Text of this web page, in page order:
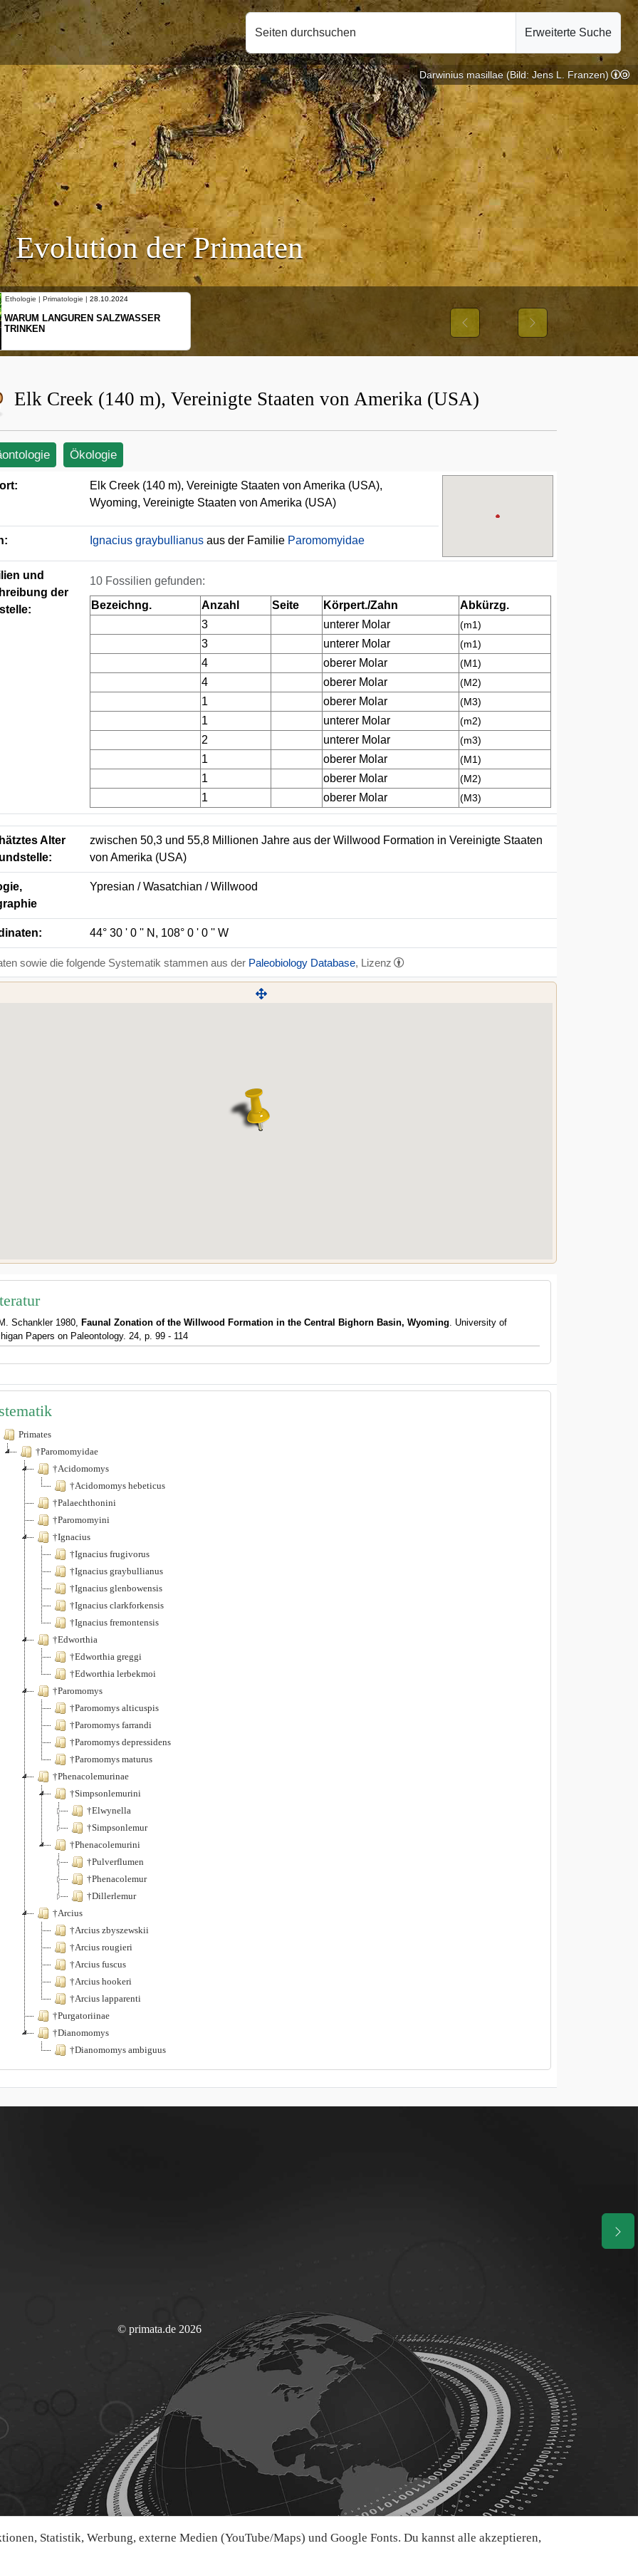
Seiten durchsuchen Erweiterte Suche
Evolution der Primaten
Ethologie | Primatologie | 10.10.2024
NEUES VON WEIBLICHEN
SCHOPFGIBBONS UND IHRER
Previous Next
Statistik, Werbung, externe Medien (YouTube/Maps) und Google Fonts. Du kannst alle akzeptieren,
Darwinius masillae (Bild: Jens L. Franzen)
Elk Creek (140 m), Vereinigte Staaten von Amerika (USA)
Ökologie
Elk Creek (140 m), Vereinigte Staaten von Amerika (USA),
Wyoming, Vereinigte Staaten von Amerika (USA)
Ignacius graybullianus aus der Familie Paromomyidae
und
der
10 Fossilien gefunden:
Bezeichng.
Anzahl Seite Körpert./Zahn
Abkürzg.
3
unterer Molar (m1)
3 unterer Molar (m1)
4 oberer Molar (M1)
4 oberer Molar (M2)
1 oberer Molar (M3)
1 unterer Molar (m2)
2 unterer Molar (m3)
1 oberer Molar (M1)
1 oberer Molar (M2)
1 oberer Molar (M3)
Alter
zwischen 50,3 und 55,8 Millionen Jahre aus der Willwood Formation in Vereinigte Staaten
von Amerika (USA)
Ypresian / Wasatchian / Willwood
44° 30 ' 0 '' N, 108° 0 ' 0 '' W
sowie die folgende Systematik stammen aus der Paleobiology Database, Lizenz
Schankler 1980, Faunal Zonation of the Willwood Formation in the Central Bighorn Basin, Wyoming. University of
Papers on Paleontology. 24, p. 99 - 114
Primates
†Paromomyidae
†Acidomomys
†Acidomomys hebeticus
†Palaechthonini
†Paromomyini
†Ignacius
†Ignacius frugivorus
†Ignacius graybullianus
†Ignacius glenbowensis
†Ignacius clarkforkensis
†Ignacius fremontensis
†Edworthia
†Edworthia greggi
†Edworthia lerbekmoi
†Paromomys
†Paromomys alticuspis
†Paromomys farrandi
†Paromomys depressidens
†Paromomys maturus
†Phenacolemurinae
†Simpsonlemurini
†Elwynella
†Simpsonlemur
†Phenacolemurini
†Pulverflumen
†Phenacolemur
†Dillerlemur
†Arcius
†Arcius zbyszewskii
†Arcius rougieri
†Arcius fuscus
†Arcius hookeri
†Arcius lapparenti
†Purgatoriinae
†Dianomomys
†Dianomomys ambiguus
© primata.de 2026